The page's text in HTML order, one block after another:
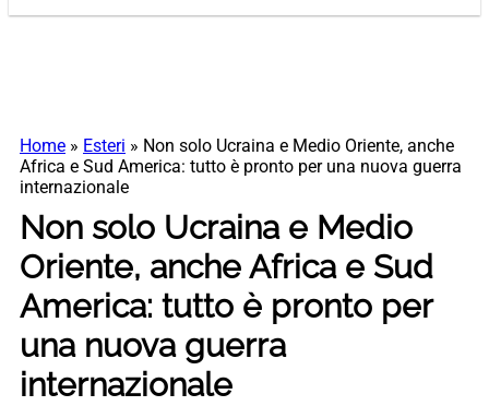
Home » Esteri » Non solo Ucraina e Medio Oriente, anche
Africa e Sud America: tutto è pronto per una nuova guerra
internazionale
Non solo Ucraina e Medio
Oriente, anche Africa e Sud
America: tutto è pronto per
una nuova guerra
internazionale